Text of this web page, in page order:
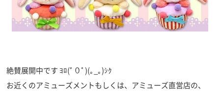
絶賛展開中です ﾖﾛ(ﾟ０ﾟ)(｡_｡)ｼｸ
お近くのアミューズメントもしくは、アミューズ直営店の、